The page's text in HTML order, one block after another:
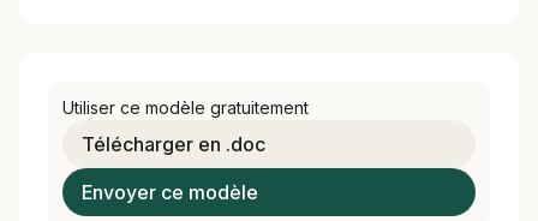
Utiliser ce modèle gratuitement
Télécharger en .doc
Envoyer ce modèle